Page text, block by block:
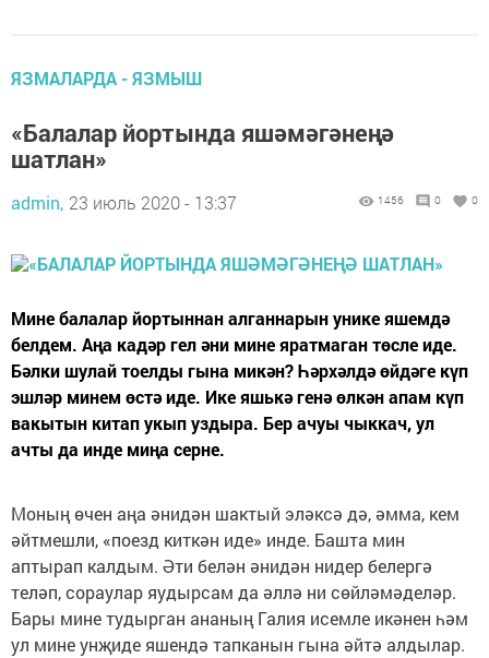
ЯЗМАЛАРДА - ЯЗМЫШ
«Балалар йортында яшәмәгәнеңә
шатлан»
admin, 23 июль 2020 - 13:37 1456 0 0
Мине балалар йортыннан алганнарын унике яшемдә
белдем. Аңа кадәр гел әни мине яратмаган төсле иде.
Бәлки шулай тоелды гына микән? Һәрхәлдә өйдәге күп
эшләр минем өстә иде. Ике яшькә генә өлкән апам күп
вакытын китап укып уздыра. Бер ачуы чыккач, ул
ачты да инде миңа серне.
Моның өчен аңа әни­дән шактый эләксә дә, әмма, кем
әйтмешли, «поезд киткән иде» инде. Башта мин
аптырап калдым. Әти белән әнидән нидер белергә
теләп, сораулар яудырсам да әллә ни сөйләмәделәр.
Бары мине тудырган ананың Галия исемле икәнен һәм
ул мине унҗиде яшендә тапканын гына әйтә алдылар.